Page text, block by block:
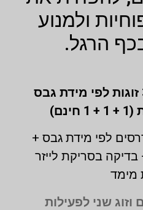
ולמנוע
הרגל.
3 זוגות לפי מידת גבס
לפי מידת גבס +
בסריקת לייזר
מימד
וזוג שני לפעילות